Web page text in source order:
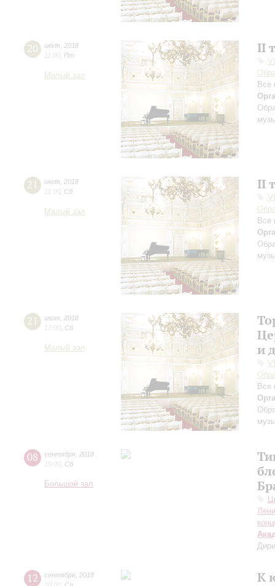
20 июля 2018
11:00 Пт
Малый зал
II
Все
21 июля 2018
11:00 Сб
Малый зал
II
Все
21 июля 2018
17:00 Сб
Малый зал
и
Все
08 сентября 2018
19:00 Сб
Большой зал
12 сентября 2018
К